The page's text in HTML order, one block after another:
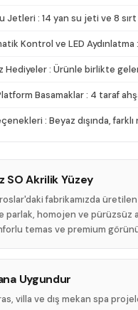
Jetleri : 14 yan su jeti ve 8
Kontrol ve LED
Hediyeler : Ürünle birlikte
Basamaklar : 4 taraf
: Beyaz dışında,
SO Akrilik Yüzey
fabrikamızda üretilen
parlak, homojen ve pürüzsüz
temas ve premium
Uygundur
villa ve dış mekan spa